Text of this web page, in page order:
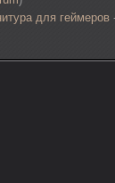
для геймеров